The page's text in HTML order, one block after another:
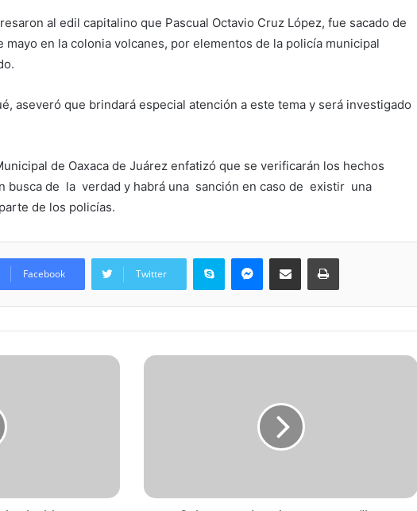
al edil capitalino que Pascual Octavio Cruz López, fue sacado de
mayo en la colonia volcanes, por elementos de la policía municipal
aseveró que brindará especial atención a este tema y será investigado
de Oaxaca de Juárez enfatizó que se verificarán los hechos
busca de la verdad y habrá una sanción en caso de existir una
de los policías.
Facebook Twitter
Skype Messenger
Share via Email Print